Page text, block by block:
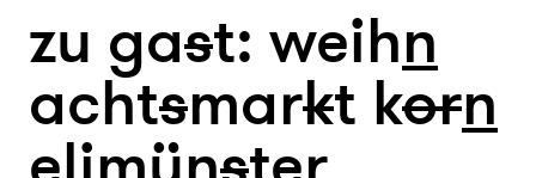
zu gast: weihn
achtsmarkt korn